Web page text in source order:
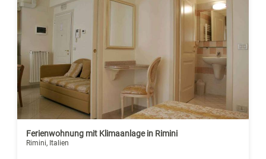
Ferienwohnung mit Klimaanlage in Rimini
Rimini, Italien